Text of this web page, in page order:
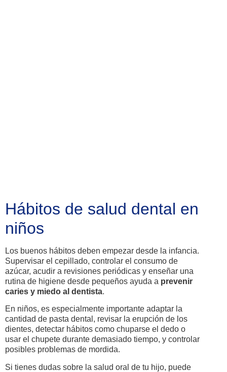
Hábitos de salud dental en
niños
Los buenos hábitos deben empezar desde la infancia.
Supervisar el cepillado, controlar el consumo de
azúcar, acudir a revisiones periódicas y enseñar una
rutina de higiene desde pequeños ayuda a prevenir
caries y miedo al dentista.
En niños, es especialmente importante adaptar la
cantidad de pasta dental, revisar la erupción de los
dientes, detectar hábitos como chuparse el dedo o
usar el chupete durante demasiado tiempo, y controlar
posibles problemas de mordida.
Si tienes dudas sobre la salud oral de tu hijo, puede